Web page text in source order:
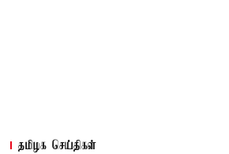
தமிழக செய்திகள்